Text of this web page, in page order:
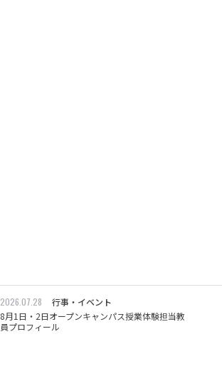
2026.07.28
行事・イベント
8月1日・2日オープンキャンパス授業体験担当教
員プロフィール